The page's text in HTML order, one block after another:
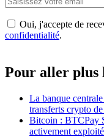
Oui, j'accepte de
confidentialité.
Pour aller plus
La banque
transferts crypto
Bitcoin : BTCPay
activement